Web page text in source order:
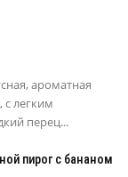
ароматная
с легким
перец...
пирог с бананом